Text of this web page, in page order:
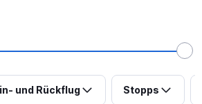
und Rückflug Stopps